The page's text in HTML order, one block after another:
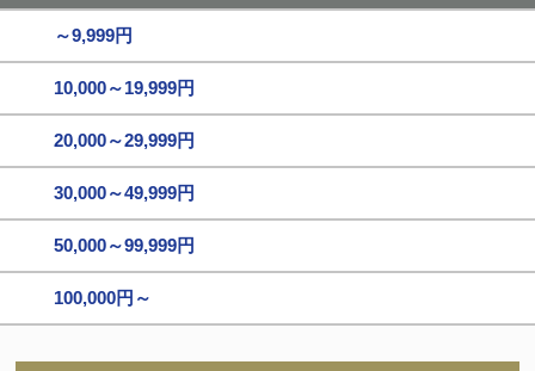
～9,999円
10,000～19,999円
20,000～29,999円
30,000～49,999円
50,000～99,999円
100,000円～